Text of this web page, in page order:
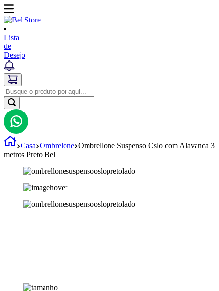
Lista
de
Desejo
Casa Ombrelone Ombrellone Suspenso Oslo com Alavanca 3
metros Preto Bel